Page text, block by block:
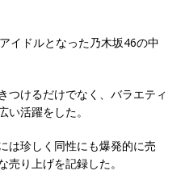
イドルとなった乃木坂46の中
つけるだけでなく、バラエティ
い活躍をした。
は珍しく同性にも爆発的に売
り上げを記録した。